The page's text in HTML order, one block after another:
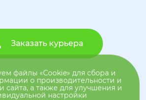
файлы «Cookie» для сбора и
о производительности и
сайта, а также для улучшения и
настройки
Заказать курьера